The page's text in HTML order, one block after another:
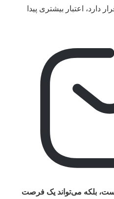
دارد، اعتبار بیشتری پیدا
بلکه می‌تواند یک فرصت